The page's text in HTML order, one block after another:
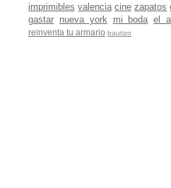
imprimibles valencia cine zapatos
gastar nueva york mi boda el
reinventa tu armario bautizo